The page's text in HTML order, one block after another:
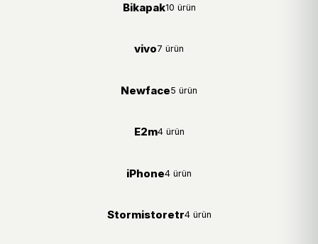
Bikapak10 ürün
vivo7 ürün
Newface5 ürün
E2m4 ürün
iPhone4 ürün
Stormistoretr4 ürün